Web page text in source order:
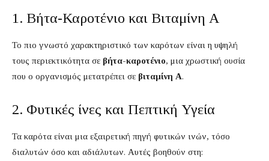
1. Βήτα-Καροτένιο και Βιταμίνη Α
Το πιο γνωστό χαρακτηριστικό των καρότων είναι η υψηλή
τους περιεκτικότητα σε βήτα-καροτένιο, μια χρωστική ουσία
που ο οργανισμός μετατρέπει σε βιταμίνη Α.
2. Φυτικές ίνες και Πεπτική Υγεία
Τα καρότα είναι μια εξαιρετική πηγή φυτικών ινών, τόσο
διαλυτών όσο και αδιάλυτων. Αυτές βοηθούν στη: